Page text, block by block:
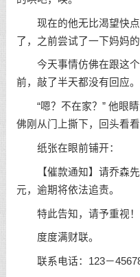
现在的他无比渴望快点
了，之前尝试了一下妈妈
今天事情仿佛在跟这个
前，敲了半天都没有回应。
“嗯？不在家？” 他眼睛
佛刚从门上撕下，回头看
纸张在眼前铺开：
【催款通知】请乔森先
元，逾期将依法追责。
特此告知，请予重视！
度度满财联。
联系电话：123－